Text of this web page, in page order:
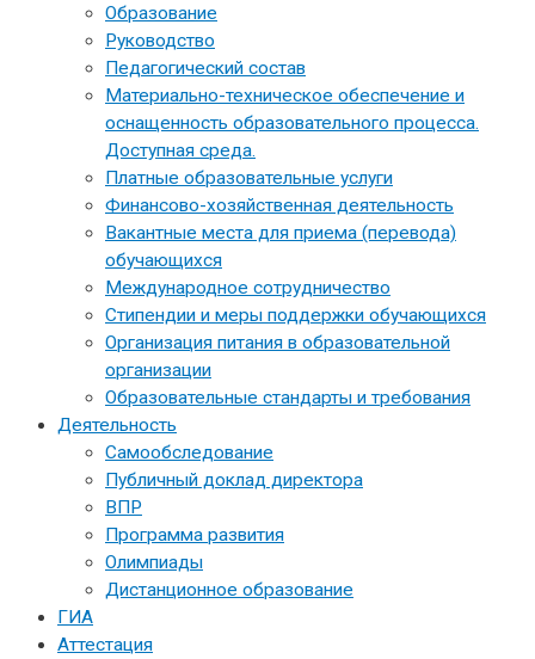
Образование
Руководство
Педагогический состав
Материально-техническое обеспечение и
оснащенность образовательного процесса.
Доступная среда.
Платные образовательные услуги
Финансово-хозяйственная деятельность
Вакантные места для приема (перевода)
обучающихся
Международное сотрудничество
Стипендии и меры поддержки обучающихся
Организация питания в образовательной
организации
Образовательные стандарты и требования
Деятельность
Самообследование
Публичный доклад директора
ВПР
Программа развития
Олимпиады
Дистанционное образование
ГИА
Аттестация